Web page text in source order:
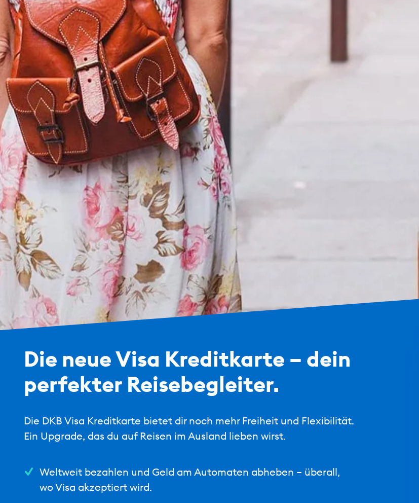
Die neue Visa Kreditkarte – dein
perfekter Reisebegleiter.
Die DKB Visa Kreditkarte bietet dir noch mehr Freiheit und Flexibilität.
Ein Upgrade, das du auf Reisen im Ausland lieben wirst.
Weltweit bezahlen und Geld am Automaten abheben – überall,
wo Visa akzeptiert wird.